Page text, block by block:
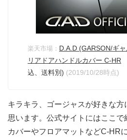
楽天市場： D.A.D (GARSON/ギ
リアドアハンドルカバー C-HR
込、送料別) (2019/10/28時点)
キラキラ、ゴージャスが好きな方
思います。公式サイトにはここで
カバーやフロアマットなどC-HR